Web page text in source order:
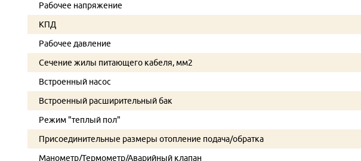
Рабочее напряжение
КПД
Рабочее давление
Сечение жилы питающего кабеля, мм2
Встроенный насос
Встроенный расширительный бак
Режим "теплый пол"
Присоединительные размеры отопление подача/обратка
Манометр/Термометр/Аварийный клапан